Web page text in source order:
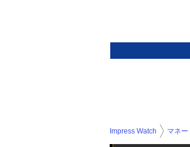
Impress Watch マネー